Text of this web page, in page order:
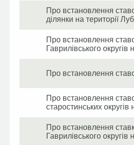
Про встановлення
ділянки на території
Про встановлення
Гаврилівського округів
Про встановлення
Про встановлення
старостинських округів
Про встановлення
Гаврилівського округів